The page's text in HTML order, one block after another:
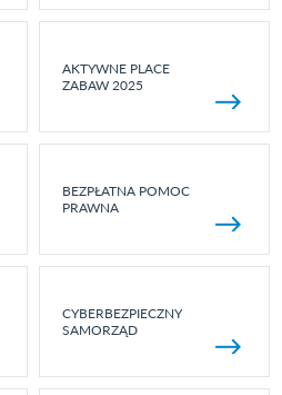
AKTYWNE PLACE
ZABAW 2025
BEZPŁATNA POMOC
PRAWNA
CYBERBEZPIECZNY
SAMORZĄD